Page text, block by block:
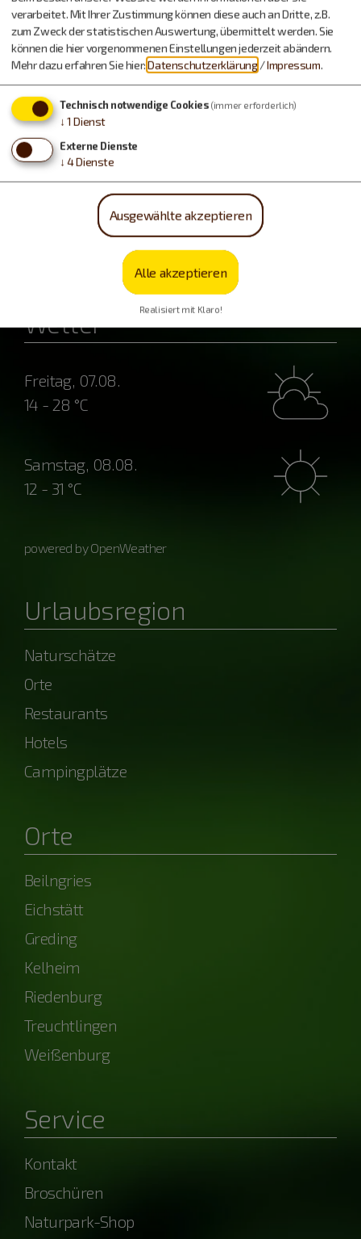
Wetter
Freitag, 07.08.
14 - 28 °C
Samstag, 08.08.
12 - 31 °C
powered by OpenWeather
Urlaubsregion
Naturschätze
Orte
Restaurants
Hotels
Campingplätze
Orte
Beilngries
Eichstätt
Greding
Kelheim
Riedenburg
Treuchtlingen
Weißenburg
Service
Kontakt
Broschüren
Naturpark-Shop
verarbeitet. Mit Ihrer Zustimmung können diese auch an Dritte, z.B.
zum Zweck der statistischen Auswertung, übermittelt werden. Sie
können die hier vorgenommenen Einstellungen jederzeit abändern.
Mehr dazu erfahren Sie hier:Datenschutzerklärung /Impressum.
Technisch notwendige Cookies (immer erforderlich)
↓ 1 Dienst
Externe Dienste
↓ 4Dienste
Ausgewählte akzeptieren
Alle akzeptieren
Realisiert mit Klaro!